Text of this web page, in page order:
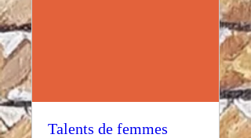
Talents de femmes